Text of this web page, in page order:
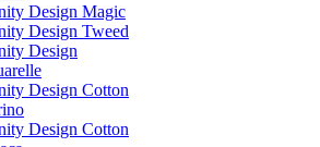
Design Magic
Design Tweed
Design
Design Cotton
Design Cotton